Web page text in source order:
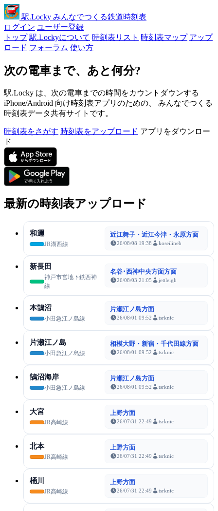
駅.Locky みんなでつくる鉄道時刻表
ログイン ユーザー登録
トップ 駅.Lockyについて 時刻表リスト 時刻表マップ アップ
ロード フォーラム 使い方
次の電車まで、あと何分?
駅.Locky は、次の電車までの時間をカウントダウンする
iPhone/Android 向け時刻表アプリのための、 みんなでつくる
時刻表データ共有サイトです。
時刻表をさがす 時刻表をアップロード アプリをダウンロー
ド
最新の時刻表アップロード
和邇
JR湖西線
近江舞子・近江今津・永原方面
26/08/08 19:38 koseilineb
新長田
神戸市営地下鉄西神
線
名谷･西神中央方面方面
26/08/03 21:05 jettleigh
本鵠沼
小田急江ノ島線
片瀬江ノ島方面
26/08/01 09:52 tsrknic
片瀬江ノ島
小田急江ノ島線
相模大野・新宿・千代田線方面
26/08/01 09:52 tsrknic
鵠沼海岸
小田急江ノ島線
片瀬江ノ島方面
26/08/01 09:52 tsrknic
大宮
JR高崎線
上野方面
26/07/31 22:49 tsrknic
北本
JR高崎線
上野方面
26/07/31 22:49 tsrknic
桶川
JR高崎線
上野方面
26/07/31 22:49 tsrknic